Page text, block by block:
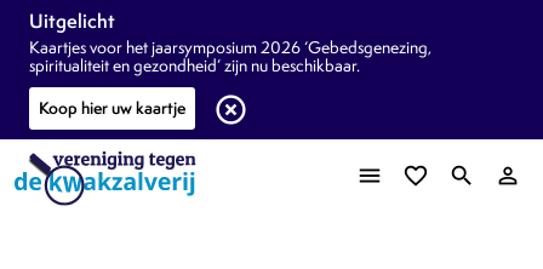
Uitgelicht
Kaartjes voor het jaarsymposium 2026 ‘Gebedsgenezing,
spiritualiteit en gezondheid’ zijn nu beschikbaar.
Koop hier uw kaartje
highlight_off
menu favorite_border search person_outline